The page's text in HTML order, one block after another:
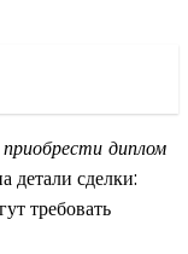
приобрести диплом
детали сделки:
требовать